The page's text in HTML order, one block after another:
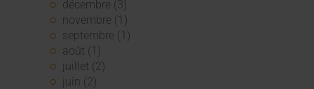
décembre (3)
novembre (1)
septembre (1)
août (1)
juillet (2)
juin (2)